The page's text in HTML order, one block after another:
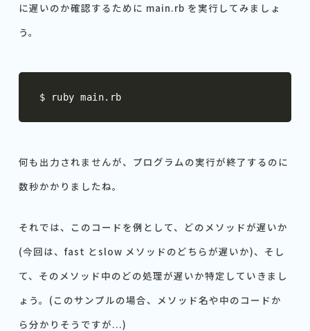
に遅いのか確認するために main.rb を実行してみましょ
う。
$ ruby main. rb
何も出力されませんが、プログラムの実行が終了するのに
数秒かかりましたね。
それでは、このコードを例として、どのメソッドが遅いか
(今回は、fast とslow メソッドのどちらが遅いか)、そし
て、そのメソッド中のどの処理が遅いか特定していきまし
ょう。(このサンプルの場合、メソッド名や中のコードか
ら分かりそうですが...)